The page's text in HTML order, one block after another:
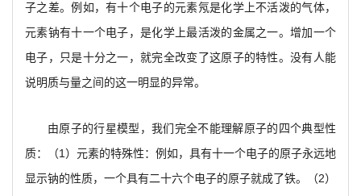
子之差。例如，有十个电子的元素氖是化学上不活泼的气体，
元素钠有十一个电子，是化学上最活泼的金属之一。增加一个
电子，只是十分之一，就完全改变了这原子的特性。没有人能
说明质与量之间的这一明显的异常。
由原子的行星模型，我们完全不能理解原子的四个典型性
质：（1）元素的特殊性：例如，具有十一个电子的原子永远地
显示钠的性质，一个具有二十六个电子的原子就成了铁。（2）